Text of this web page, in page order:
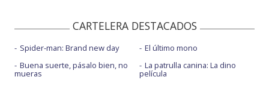
CARTELERA DESTACADOS
Spider-man: Brand new day
Buena suerte, pásalo bien, no
mueras
El último mono
La patrulla canina: La dino
película